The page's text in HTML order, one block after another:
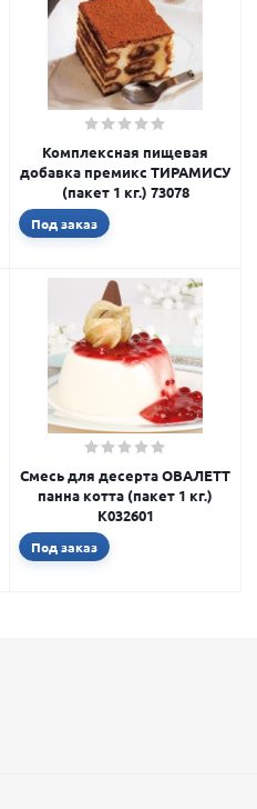
Комплексная пищевая
добавка премикс ТИРАМИСУ
(пакет 1 кг.) 73078
Под заказ
Смесь для десерта ОВАЛЕТТ
панна котта (пакет 1 кг.)
K032601
Под заказ